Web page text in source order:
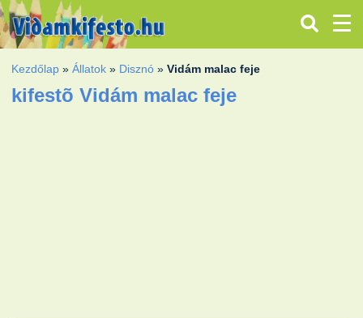
Kezdőlap »Állatok » Disznó »Vidám malac feje
kifestõ Vidám malac feje